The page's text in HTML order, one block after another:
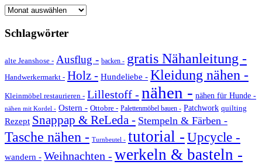
Archiv
Schlagwörter
alte Jeanshose - Ausflug - backen - gratis Nähanleitung -
Handwerkermarkt - Holz - Hundeliebe - Kleidung nähen -
Kleinmöbel restaurieren - Lillestoff - nähen - nähen für Hunde -
nähen mit Kordel - Ostern - Ottobre - Palettenmöbel bauen - Patchwork quilting
Rezept Snappap & ReLeda - Stempeln & Färben -
Tasche nähen - Turnbeutel - tutorial -Upcycle -
wandern - Weihnachten - werkeln & basteln -